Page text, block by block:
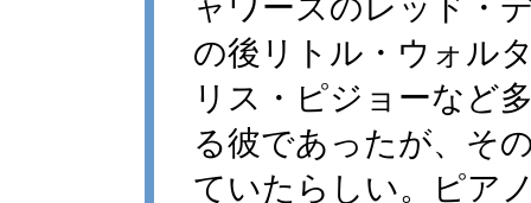
ャワーズのレッド・
の後リトル・ウォル
リス・ピジョーなど
る彼であったが、そ
ていたらしい。ピア